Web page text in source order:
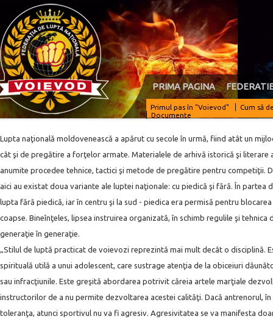
PRIMA PAGINA
Primul pas în "Voievod"
Cum să
Documente
Lupta naţională moldovenească a apărut cu secole în urmă, fiind atât un
cât şi de pregătire a forţelor armate. Materialele de arhivă istorică şi literare
anumite procedee teh­nice, tactici şi metode de pregătire pen­tru competiţii.
aici au existat doua variante ale luptei naţionale: cu piedică şi fără. În partea
lupta fără piedică, iar în centru şi la sud - piedica era permisă pentru
coapse. Bineînţeles, lipsea instruirea organizată, în schimb regulile şi tehnica
generaţie în generaţie.
„Stilul de luptă practicat de voievozi reprezintă mai mult decât o disciplină.
spirituală utilă a unui adolescent, care sustrage atenţia de la obiceiuri
sau infracţiunile. Este greşită abordarea potrivit căreia artele marţiale
instructorilor de a nu permite dezvoltarea acestei calităţi. Dacă antrenorul,
toleranţa, atunci sportivul nu va fi agresiv. Agresivitatea se va manifesta